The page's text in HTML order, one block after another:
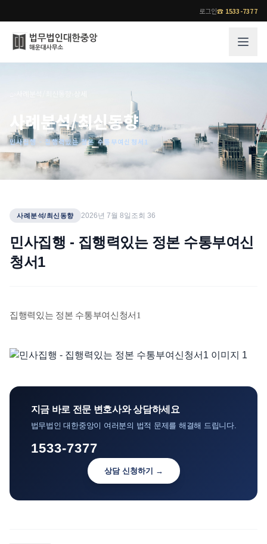
로그인☎ 1533-7377
오시는 길
통합검색
기업 인사이트
사례분석/최신동향
법률지식인
업무분야
전체
각 전문 변호사
소식/자료
법률 블로그
뉴스레터/브로슈어
사례분석/최신동향
민사집행 - 집행력있는 정본 수통부여신청서1
사례분석/최신동향 2026년 7월 8일 조회 36
민사집행 - 집행력있는 정본 수통부여신
청서1
집행력있는 정본 수통부여신청서1
지금 바로 전문 변호사와 상담하세요
법무법인 대한중앙이 여러분의 법적 문제를 해결해 드립니다.
1533-7377
상담 신청하기 →